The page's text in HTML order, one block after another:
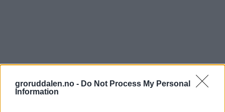
groruddalen.no - Do Not Process My Personal
Information